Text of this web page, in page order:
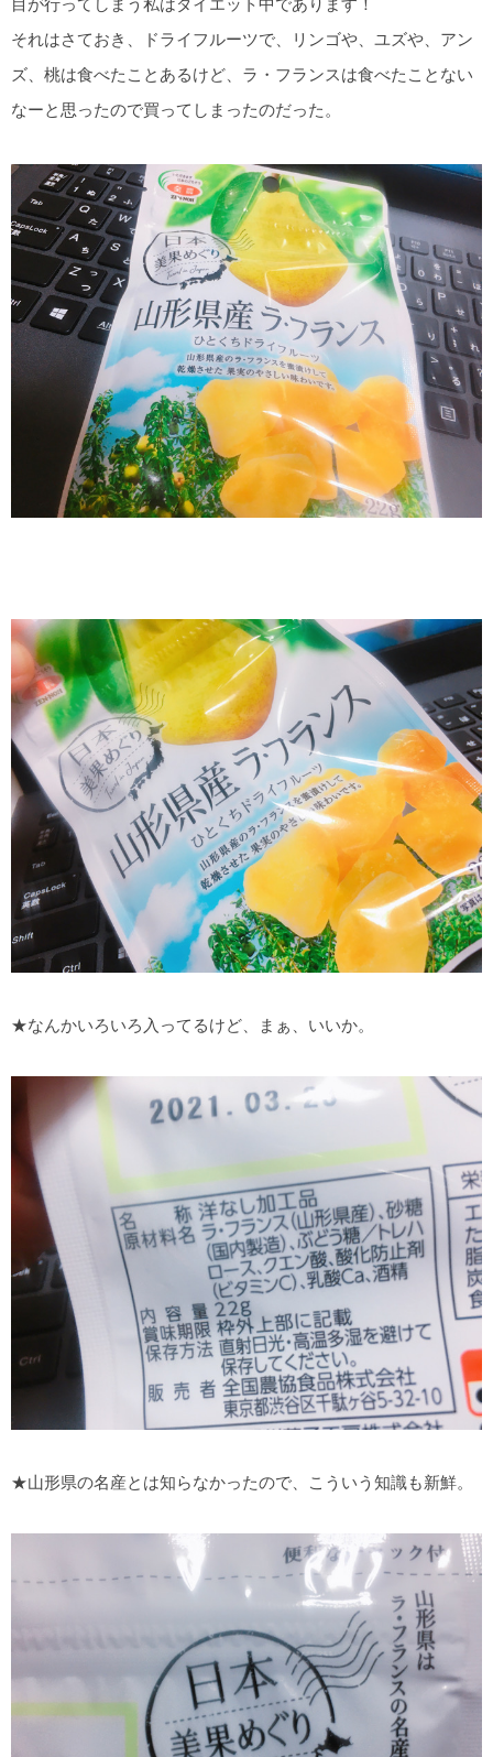
目が行ってしまう私はダイエット中であります！
それはさておき、ドライフルーツで、リンゴや、ユズや、アン
ズ、桃は食べたことあるけど、ラ・フランスは食べたことない
なーと思ったので買ってしまったのだった。
★なんかいろいろ入ってるけど、まぁ、いいか。
★山形県の名産とは知らなかったので、こういう知識も新鮮。